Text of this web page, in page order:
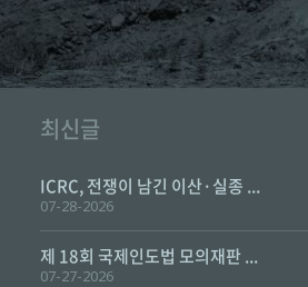
최신글
ICRC, 전쟁이 남긴 이산·실종 ...
07-28-2026
제 18회 국제인도법 모의재판 ...
07-27-2026